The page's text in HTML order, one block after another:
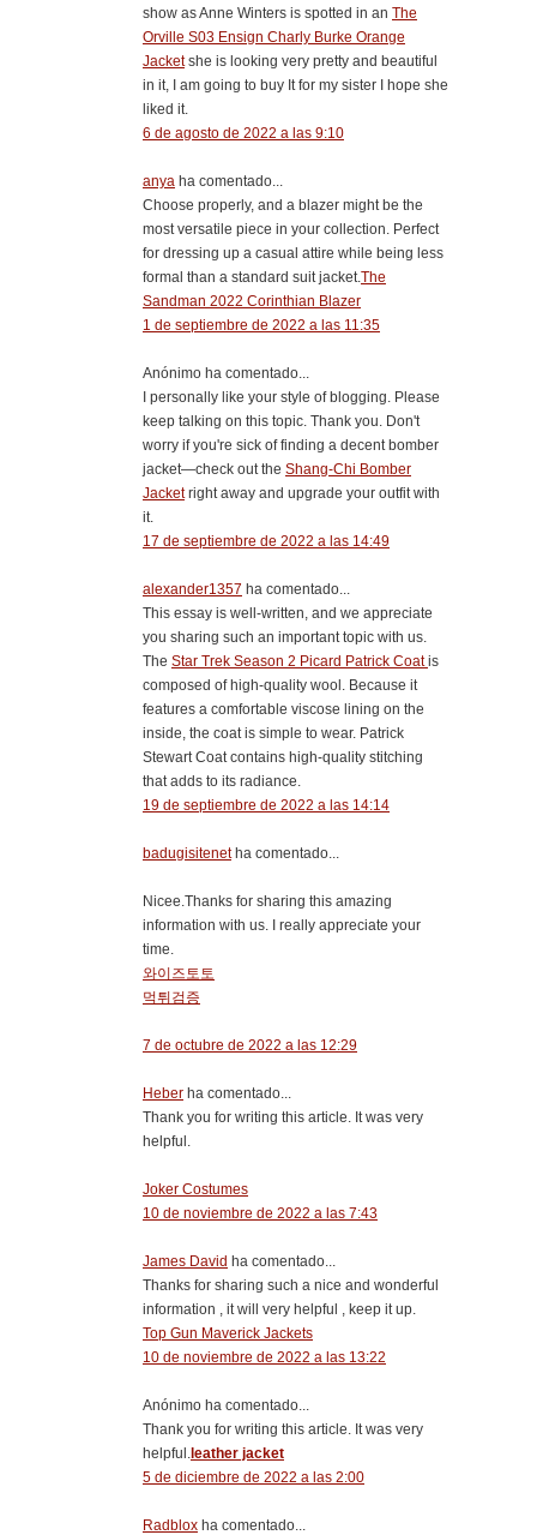
show as Anne Winters is spotted in an The
Orville S03 Ensign Charly Burke Orange
Jacketshe is looking very pretty and beautiful
in it, I am going to buy It for my sister I hope she
liked it.
6 de agosto de 2022 a las 9:10
anya ha comentado...
Choose properly, and a blazer might be the
most versatile piece in your collection. Perfect
for dressing up a casual attire while being less
formal than a standard suit jacket.The
Sandman 2022 Corinthian Blazer
1 de septiembre de 2022 a las 11:35
Anónimo ha comentado...
I personally like your style of blogging. Please
keep talking on this topic. Thank you. Don't
worry if you're sick of finding a decent bomber
jacket—check out the Shang-Chi Bomber
Jacketright away and upgrade your outfit with
it.
17 de septiembre de 2022 a las 14:49
alexander1357 ha comentado...
This essay is well-written, and we appreciate
you sharing such an important topic with us.
The Star Trek Season 2 Picard Patrick Coatis
composed of high-quality wool. Because it
features a comfortable viscose lining on the
inside, the coat is simple to wear. Patrick
Stewart Coat contains high-quality stitching
that adds to its radiance.
19 de septiembre de 2022 a las 14:14
badugisitenetha comentado...
Nicee.Thanks for sharing this amazing
information with us. I really appreciate your
time.
와이즈토토
먹튀검증
7 de octubre de 2022 a las 12:29
Heber ha comentado...
Thank you for writing this article. It was very
helpful.
Joker Costumes
10 de noviembre de 2022 a las 7:43
James David ha comentado...
Thanks for sharing such a nice and wonderful
information , it will very helpful , keep it up.
Top Gun Maverick Jackets
10 de noviembre de 2022 a las 13:22
Anónimo ha comentado...
Thank you for writing this article. It was very
helpful. leather jacket
5 de diciembre de 2022 a las 2:00
Radblox ha comentado...